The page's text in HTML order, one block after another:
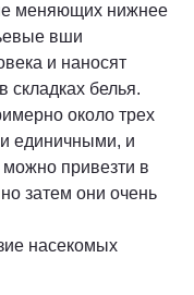
меняющих нижнее
вши
и наносят
складках белья.
около трех
и единичными, и
привезти в
затем они очень